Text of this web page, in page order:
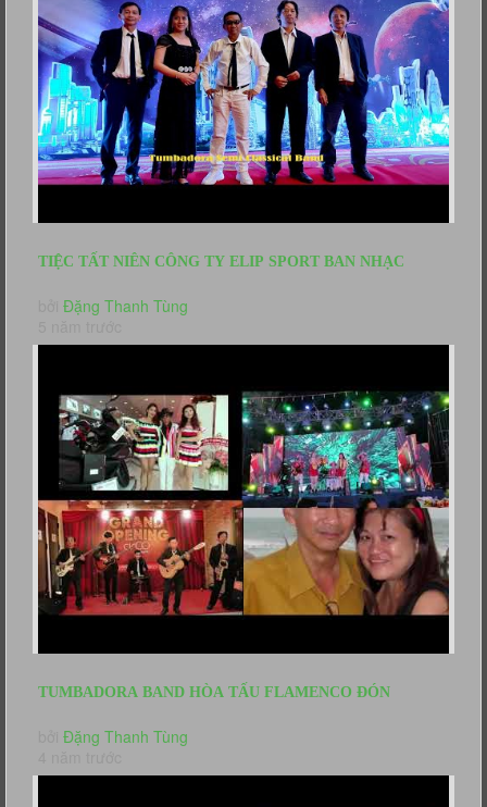
TIỆC TẤT NIÊN CÔNG TY ELIP SPORT BAN NHẠC
TUMBADORA HÒA TẤU SEMI CLASSIC
Đặng Thanh Tùng
TUMBADORA BAND HÒA TẤU FLAMENCO ĐÓN
KHÁCH CÁC EVENT KHAI TRƯƠNG, HỌP...
Đặng Thanh Tùng